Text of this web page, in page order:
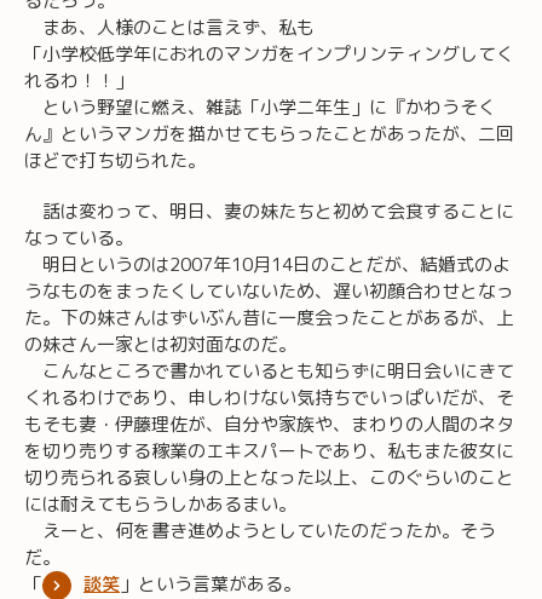
まあ、人様のことは言えず、私も
「小学校低学年におれのマンガをインプリンティングしてく
れるわ！！」
という野望に燃え、雑誌「小学二年生」に『かわうそく
ん』というマンガを描かせてもらったことがあったが、二回
ほどで打ち切られた。
話は変わって、明日、妻の妹たちと初めて会食することに
なっている。
明日というのは2007年10月14日のことだが、結婚式のよ
うなものをまったくしていないため、遅い初顔合わせとなっ
た。下の妹さんはずいぶん昔に一度会ったことがあるが、上
の妹さん一家とは初対面なのだ。
こんなところで書かれているとも知らずに明日会いにきて
くれるわけであり、申しわけない気持ちでいっぱいだが、そ
もそも妻・伊藤理佐が、自分や家族や、まわりの人間のネタ
を切り売りする稼業のエキスパートであり、私もまた彼女に
切り売られる哀しい身の上となった以上、このぐらいのこと
には耐えてもらうしかあるまい。
えーと、何を書き進めようとしていたのだったか。そう
だ。
「
談笑 」という言葉がある。